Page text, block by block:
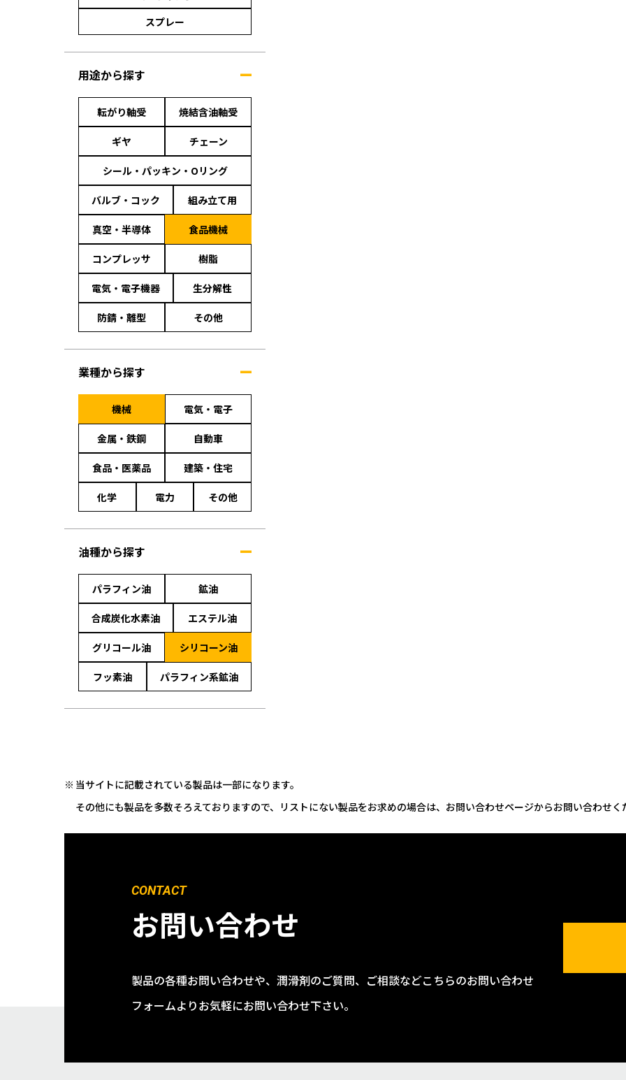
スプレー
用途から探す
転がり軸受 焼結含油軸受
ギヤ チェーン
シール・パッキン・Oリング
バルブ・コック 組み立て用
真空・半導体 食品機械
コンプレッサ 樹脂
電気・電子機器 生分解性
防錆・離型 その他
業種から探す
機械 電気・電子
金属・鉄鋼 自動車
食品・医薬品 建築・住宅
化学 電力 その他
油種から探す
パラフィン油 鉱油
合成炭化水素油 エステル油
グリコール油 シリコーン油
フッ素油 パラフィン系鉱油
当サイトに記載されている製品は一部になります。
その他にも製品を多数そろえておりますので、リストにない製品をお求めの場合は、お問い合わせページからお問い合わせく
CONTACT
お問い合わせ
製品の各種お問い合わせや、潤滑剤のご質問、ご相談などこちらのお問い合わせ
フォームよりお気軽にお問い合わせ下さい。